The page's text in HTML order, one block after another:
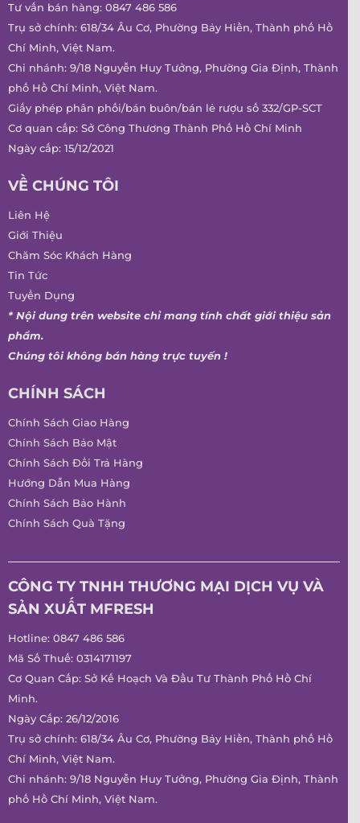
Tư vấn bán hàng: 0847 486 586
Trụ sở chính: 618/34 Âu Cơ, Phường Bảy Hiền, Thành phố Hồ
Chí Minh, Việt Nam.
Chi nhánh: 9/18 Nguyễn Huy Tưởng, Phường Gia Định, Thành
phố Hồ Chí Minh, Việt Nam.
Giấy phép phân phối/bán buôn/bán lẻ rượu số 332/GP-SCT
Cơ quan cấp: Sở Công Thương Thành Phố Hồ Chí Minh
Ngày cấp: 15/12/2021
VỀ CHÚNG TÔI
Liên Hệ
Giới Thiệu
Chăm Sóc Khách Hàng
Tin Tức
Tuyển Dụng
* Nội dung trên website chỉ mang tính chất giới thiệu sản
phẩm.
Chúng tôi không bán hàng trực tuyến !
CHÍNH SÁCH
Chính Sách Giao Hàng
Chính Sách Bảo Mật
Chính Sách Đổi Trả Hàng
Hướng Dẫn Mua Hàng
Chính Sách Bảo Hành
Chính Sách Quà Tặng
CÔNG TY TNHH THƯƠNG MẠI DỊCH VỤ VÀ
SẢN XUẤT MFRESH
Hotline: 0847 486 586
Mã Số Thuế: 0314171197
Cơ Quan Cấp: Sở Kế Hoạch Và Đầu Tư Thành Phố Hồ Chí
Minh.
Ngày Cấp: 26/12/2016
Trụ sở chính: 618/34 Âu Cơ, Phường Bảy Hiền, Thành phố Hồ
Chí Minh, Việt Nam.
Chi nhánh: 9/18 Nguyễn Huy Tưởng, Phường Gia Định, Thành
phố Hồ Chí Minh, Việt Nam.